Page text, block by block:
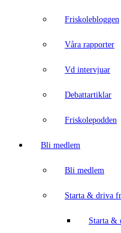
Friskolebloggen
Våra rapporter
Vd intervjuar
Debattartiklar
Friskolepodden
Bli medlem
Bli medlem
Starta & driva
Starta &